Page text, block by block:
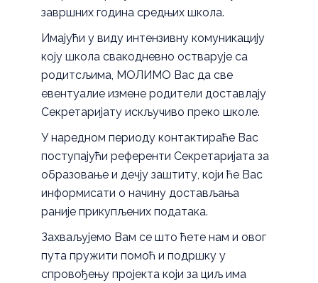
завршних година средњих школа.
Имајући у виду интензивну комуникацију
коју школа свакодневно остварује са
родитсљима, МОЛИМО Вас да све
евентуалие измене родители доставлају
Секретаријату искључиво преко школе.
У наредном периоду контактираће Вас
поступајући референти Секретаријата за
образовање и дечју заштиту, који ће Вас
информисати о начину достављања
раније прикупљених података.
Захваљујемо Вам се што ћете нам и овог
пута пружити помоћ и подршку у
спровођењу пројекта који за циљ има